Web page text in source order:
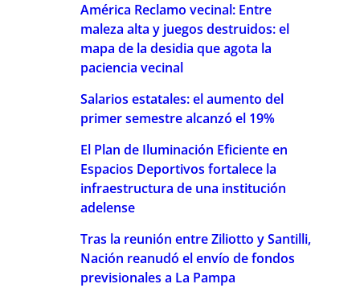
América Reclamo vecinal: Entre
maleza alta y juegos destruidos: el
mapa de la desidia que agota la
paciencia vecinal
Salarios estatales: el aumento del
primer semestre alcanzó el 19%
El Plan de Iluminación Eficiente en
Espacios Deportivos fortalece la
infraestructura de una institución
adelense
Tras la reunión entre Ziliotto y Santilli,
Nación reanudó el envío de fondos
previsionales a La Pampa